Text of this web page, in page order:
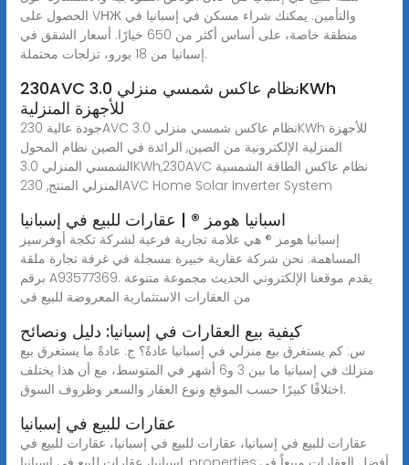
الحصول على VНЖ والتأمين. يمكنك شراء مسكن في إسبانيا في
منطقة خاصة، على أساس أكثر من 650 خيارًا. أسعار الشقق في
إسبانيا من 18 يورو، تزلجات محتملة.
230AVC نظام عاكس شمسي منزلي 3.0KWh
للأجهزة المنزلية
جودة عالية 230AVC نظام عاكس شمسي منزلي 3.0KWh للأجهزة
المنزلية الإلكترونية من الصين, الرائدة في الصين نظام المحول
الشمسي المنزلي 3.0KWh,230AVC نظام عاكس الطاقة الشمسية
المنزلي المنتج, 230AVC Home Solar Inverter System
اسبانيا هومز ® | عقارات للبيع في إسبانيا
إسبانيا هومز ® هي علامة تجارية فرعية لشركة تكجة أوفرسيز
المساهمة. نحن شركة عقارية خبيرة مسجلة في غرفة تجارة ملقة
برقم A93577369. يقدم موقعنا الإلكتروني الحديث مجموعة متنوعة
من العقارات الاستثمارية المعروضة للبيع في
كيفية بيع العقارات في إسبانيا: دليل ونصائح
س: كم يستغرق بيع منزلي في إسبانيا عادةً؟ ج: عادةً ما يستغرق بيع
منزلك في إسبانيا ما بين 3 و6 أشهر في المتوسط، مع أن هذا يختلف
اختلافًا كبيرًا حسب الموقع ونوع العقار والسعر وظروف السوق.
عقارات للبيع في إسبانيا
عقارات للبيع في إسبانيا، عقارات للبيع في إسبانيا، عقارات للبيع في